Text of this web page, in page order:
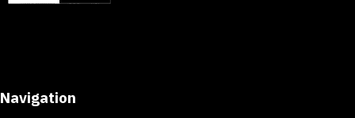
Navigation